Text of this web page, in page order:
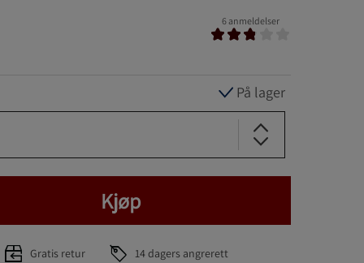
6 anmeldelser
På lager
Kjøp
Gratis retur 14 dagers angrerett